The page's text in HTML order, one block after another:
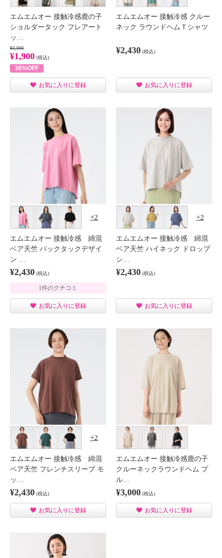
エムエムオー 接触冷感鹿の子
ショルダータック フレアート
ッ…
¥3,000
¥1,900 (税込)
36%OFF
お気に入りに登録
エムエムオー 接触冷感 クルー
ネック ラウンドヘムＴシャツ
¥2,430 (税込)
お気に入りに登録
2
エムエムオー 接触冷感 綿混
ベア天竺 バックタックデザイ
ン …
¥2,430 (税込)
1件のクチコミ
お気に入りに登録
2
エムエムオー 接触冷感 綿混
ベア天竺 ハイネック ドロップ
シ…
¥2,430 (税込)
お気に入りに登録
2
エムエムオー 接触冷感 綿混
ベア天竺 フレンチスリーブ モ
ッ…
¥2,430 (税込)
お気に入りに登録
エムエムオー 接触冷感鹿の子
クルーネックラウンドヘム プ
ル…
¥3,000 (税込)
お気に入りに登録